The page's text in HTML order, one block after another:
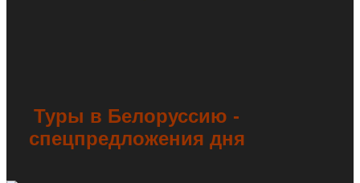
Туры в Белоруссию -
спецпредложения дня